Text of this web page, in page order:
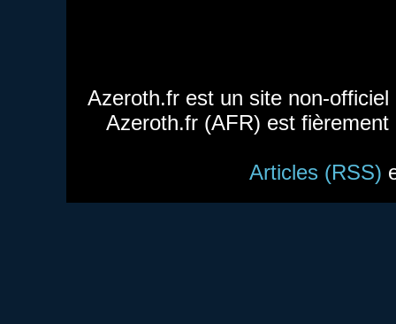
Azeroth.fr est un site non-
Azeroth.fr (AFR) est
Articles (RSS)